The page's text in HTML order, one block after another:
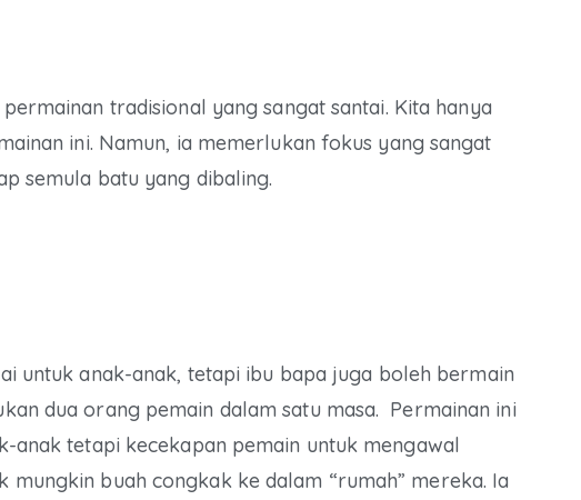
tradisional yang sangat santai. Kita hanya
ini. Namun, ia memerlukan fokus yang sangat
semula batu yang dibaling.
untuk anak-anak, tetapi ibu bapa juga boleh bermain
dua orang pemain dalam satu masa. Permainan ini
anak tetapi kecekapan pemain untuk mengawal
buah congkak ke dalam “rumah” mereka. Ia